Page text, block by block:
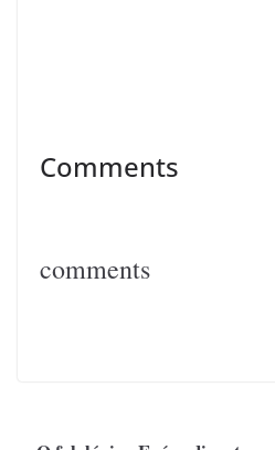
Comments
comments